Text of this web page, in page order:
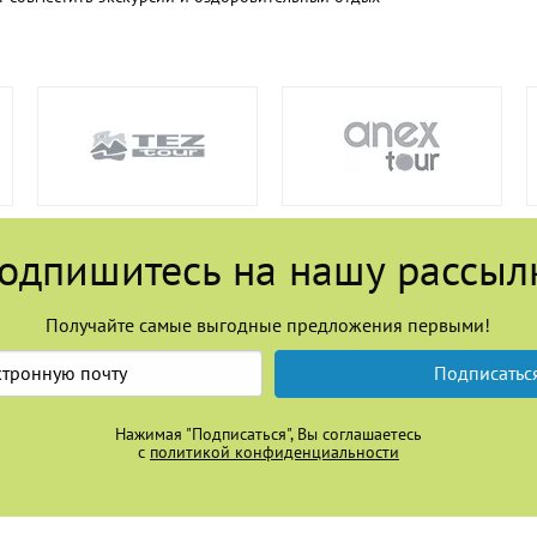
на нашу
Получайте самые выгодные предложения первыми!
Нажимая "Подписаться", Вы соглашаетесь
с политикой конфиденциальности